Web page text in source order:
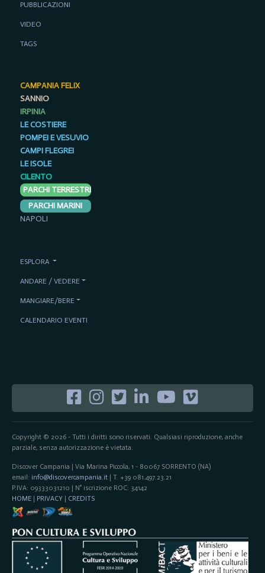
Copyright © 2026 - Tutti i diritti sono riservati. Qualsiasi riproduzione, anche
parziale, senza autorizzazione è vietata.
Discover Campania | Via Marina Piccola, 1 - 80067 SORRENTO (NA)
email: info@discovercampania.it| T. +39 081.497.23.21
P.IVA: 09333031210 | N° iscrizione ROC: 34142
HOME| PRIVACY | CREDITS
PUBBLICAZIONI
VIDEO
TAGS
CAMPANIA FELIX
SANNIO
IRPINIA
LE COSTIERE
POMPEI E VESUVIO
CAMPI FLEGREI
LE ISOLE
CILENTO
PARCHI TERRESTRI
PARCHI MARINI
NAPOLI
ESPLORA
ANDARE / VEDERE
MANGIARE/BERE
CALENDARIO EVENTI